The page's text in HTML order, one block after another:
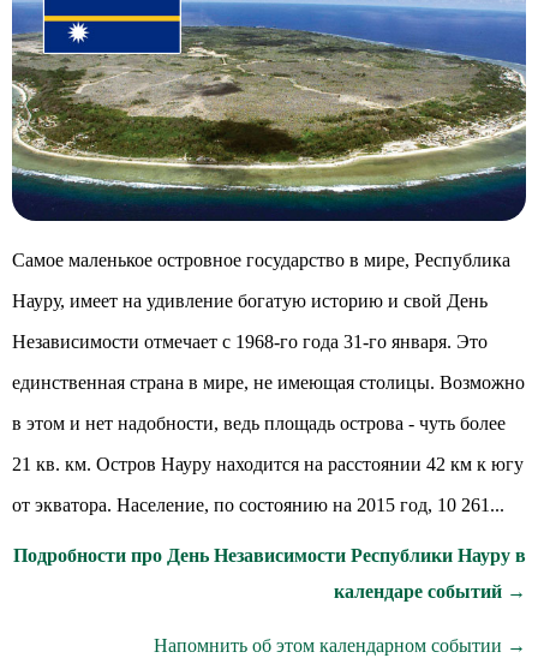
Самое маленькое островное государство в мире, Республика
Науру, имеет на удивление богатую историю и свой День
Независимости отмечает с 1968-го года 31-го января. Это
единственная страна в мире, не имеющая столицы. Возможно
в этом и нет надобности, ведь площадь острова - чуть более
21 кв. км. Остров Науру находится на расстоянии 42 км к югу
от экватора. Население, по состоянию на 2015 год, 10 261...
Подробности про День Независимости Республики Науру в
календаре событий →
Напомнить об этом календарном событии →